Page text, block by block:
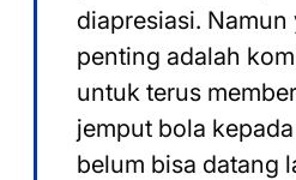
diapresiasi.
penting adalah
untuk terus
jemput bola
belum bisa datang